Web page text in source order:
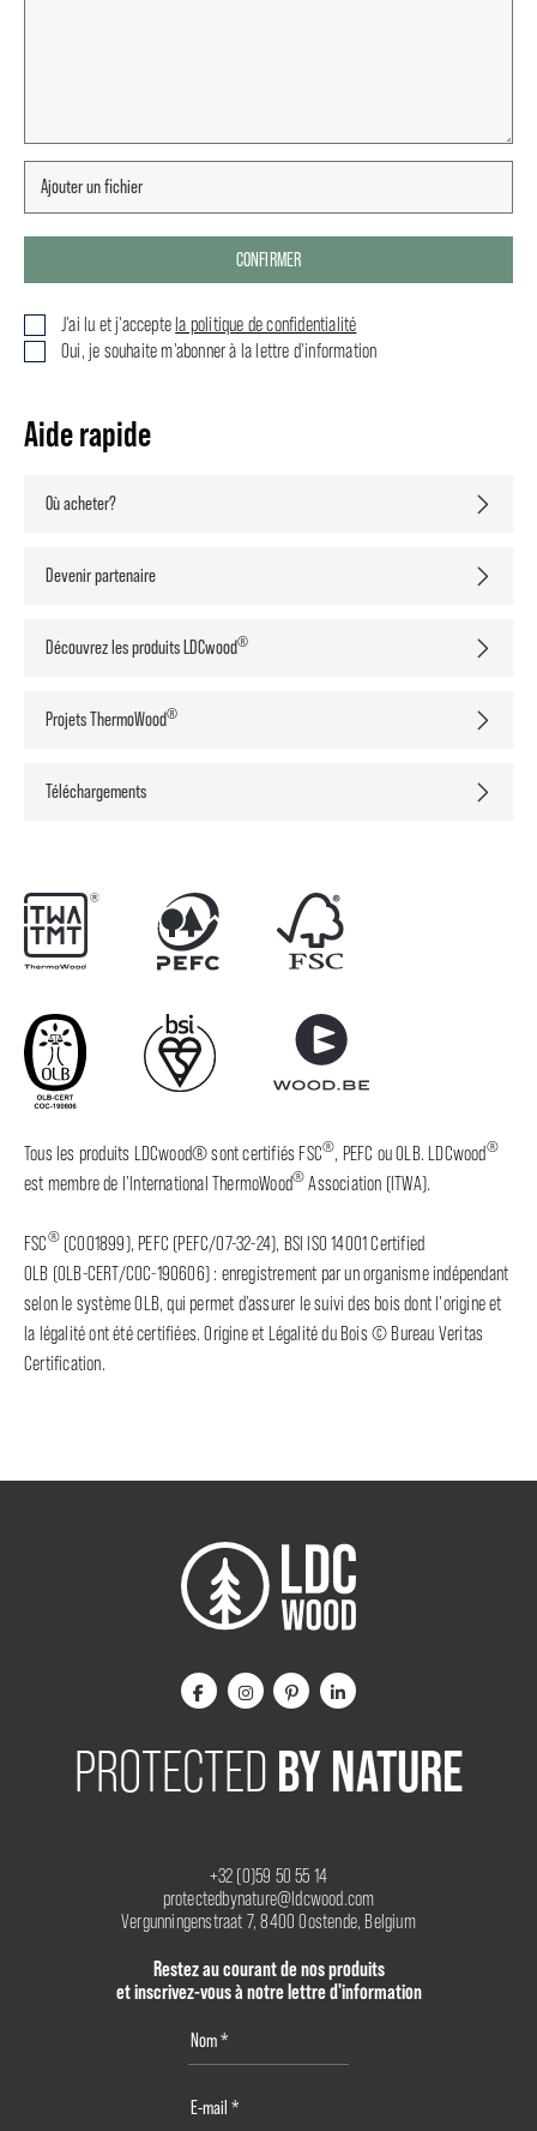
CONFIRMER
J'ai lu et j'accepte la politique de confidentialité
Oui, je souhaite m'abonner à la lettre d'information
Aide rapide
Où acheter?
Devenir partenaire
Découvrez les produits LDCwood®
Projets ThermoWood®
Téléchargements
Tous les produits LDCwood® sont certifiés FSC®, PEFC ou OLB. LDCwood®
est membre de l’International ThermoWood® Association (ITWA).
FSC®(C001899), PEFC (PEFC/07-32-24), BSI ISO 14001 Certified
OLB (OLB-CERT/COC-190606) : enregistrement par un organisme indépendant
selon le système OLB, qui permet d'assurer le suivi des bois dont l'origine et
la légalité ont été certifiées. Origine et Légalité du Bois © Bureau Veritas
Certification.
PROTECTED BY NATURE
+32 (0)59 50 55 14
protectedbynature@ldcwood.com
Vergunningenstraat 7, 8400 Oostende, Belgium
Restez au courant de nos produits
et inscrivez-vous à notre lettre d'information